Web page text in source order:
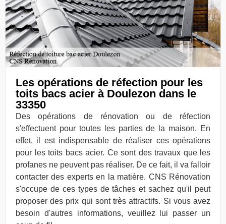
Les opérations de réfection pour les
toits bacs acier à Doulezon dans le
33350
Des opérations de rénovation ou de réfection
s'effectuent pour toutes les parties de la maison. En
effet, il est indispensable de réaliser ces opérations
pour les toits bacs acier. Ce sont des travaux que les
profanes ne peuvent pas réaliser. De ce fait, il va falloir
contacter des experts en la matière. CNS Rénovation
s'occupe de ces types de tâches et sachez qu'il peut
proposer des prix qui sont très attractifs. Si vous avez
besoin d'autres informations, veuillez lui passer un